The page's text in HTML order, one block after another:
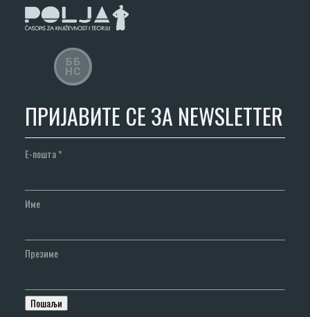
ПРИЈАВИТЕ СЕ ЗА NEWSLETTER
Е-пошта*
Име
Презиме